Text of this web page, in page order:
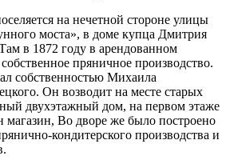
на нечетной стороне улицы
моста», в доме купца Дмитрия
в 1872 году в арендованном
пряничное производство.
собственностью Михаила
Он возводит на месте старых
двухэтажный дом, на первом этаже
магазин, Во дворе же было построено
кондитерского производства и